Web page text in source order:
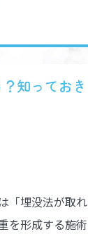
知っておき
「埋没法が取れ
を形成する施術